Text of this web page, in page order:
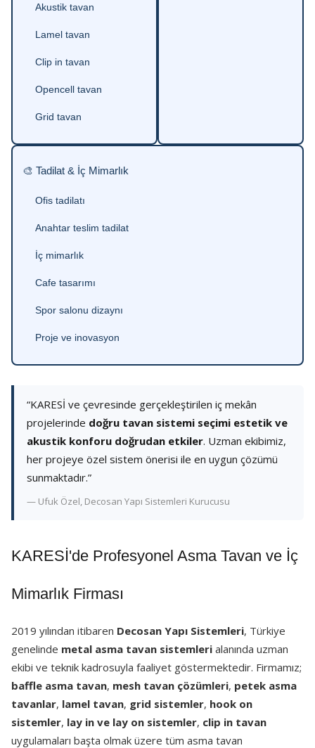
Akustik tavan
Lamel tavan
Clip in tavan
Opencell tavan
Grid tavan
🎨 Tadilat & İç Mimarlık
Ofis tadilatı
Anahtar teslim tadilat
İç mimarlık
Cafe tasarımı
Spor salonu dizaynı
Proje ve inovasyon
“KARESİ ve çevresinde gerçekleştirilen iç mekân
projelerinde doğru tavan sistemi seçimi estetik ve
akustik konforu doğrudan etkiler. Uzman ekibimiz,
her projeye özel sistem önerisi ile en uygun çözümü
sunmaktadır.”
— Ufuk Özel, Decosan Yapı Sistemleri Kurucusu
KARESİ'de Profesyonel Asma Tavan ve İç
Mimarlık Firması
2019 yılından itibaren Decosan Yapı Sistemleri, Türkiye
genelinde metal asma tavan sistemleri alanında uzman
ekibi ve teknik kadrosuyla faaliyet göstermektedir. Firmamız;
baffle asma tavan, mesh tavan çözümleri, petek asma
tavanlar, lamel tavan, grid sistemler, hook on
sistemler, lay in ve lay on sistemler, clip in tavan
uygulamaları başta olmak üzere tüm asma tavan